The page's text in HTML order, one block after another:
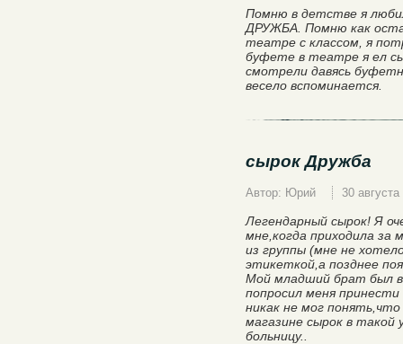
Помню в детстве я
ДРУЖБА. Помню как
театре с классом, я
буфете в театре я ел
смотрели давясь
весело вспоминается.
сырок Дружба
Автор: Юрий 30
Легендарный сырок! Я
мне,когда приходила
из группы (мне не
этикеткой,а позднее
Мой младший брат был в
попросил меня
никак не мог
магазине сырок в такой
больницу..